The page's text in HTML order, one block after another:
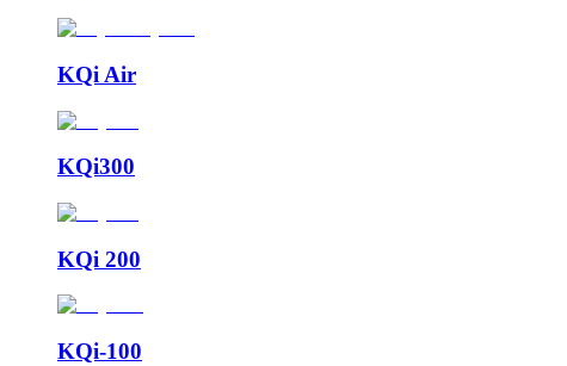
KQi Air
KQi300
KQi 200
KQi-100